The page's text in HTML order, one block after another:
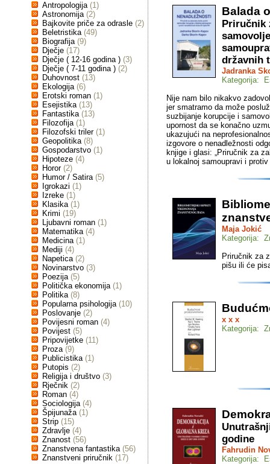
Antropologija (1)
Astronomija (2)
Bajkovite priče za odrasle (2)
Beletristika (49)
Biografija (9)
Dječje (17)
Dječje ( 12-16 godina ) (3)
Dječje ( 7-11 godina ) (2)
Duhovnost (13)
Ekologija (6)
Erotski roman (1)
Esejistika (13)
Fantastika (13)
Filozofija (1)
Filozofski triler (1)
Geopolitika (8)
Gospodarstvo (1)
Hipoteze (4)
Horor (2)
Humor / Satira (5)
Igrokazi (1)
Izreke (1)
Klasika (1)
Krimi (19)
Ljubavni roman (1)
Matematika (4)
Medicina (1)
Mediji (4)
Napetica (2)
Novinarstvo (3)
Poezija (5)
Politička ekonomija (1)
Politika (8)
Popularna psihologija (10)
Poslovanje (2)
Povijesni roman (4)
Povijest (5)
Pripovijetke (11)
Proza (9)
Publicistika (1)
Putopis (2)
Religija i društvo (3)
Rječnik (2)
Roman (4)
Sociologija (4)
Špijunaža (1)
Strip (15)
Zdravlje (4)
Znanost (56)
Znanstvena fantastika (56)
Znanstveni priručnik (17)
Balada
Priručnik
državnih
Jadranka
Kategorija:
Nije nam bilo nikakvo
jer smatramo da može
suzbijanje korupcije i
upornost da se konačno
ukazujući na
izgovore o nenadležnosti
knjige i glasi: „Priručnik za
u lokalnoj samoupravi i
Maja Jokić
Kategorija:
Priručnik za
pišu ili će
x x x
Kategorija:
godine
Fahrudin
Kategorija: